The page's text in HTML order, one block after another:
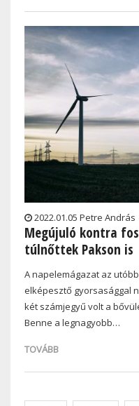
2022.01.05 Petre András
Megújuló kontra
túlnőttek Pakson is
A napelemágazat az
elképesztő gyorsasággal
két számjegyű volt a
Benne a legnagyobb…
TOVÁBB
Pagination